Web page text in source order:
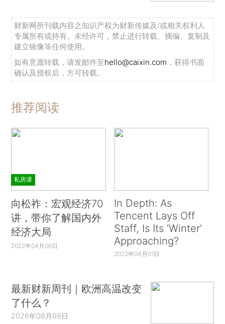
财新网所刊载内容之知识产权为财新传媒及/或相关权利人
专属所有或持有。未经许可，禁止进行转载、摘编、复制及
建立镜像等任何使用。
如有意愿转载，请发邮件至hello@caixin.com ，获得书面
确认及授权后，方可转载。
推荐阅读
私房课
向松祚：宏观经济70
讲，带你了解国内外
经济大局
2022年04月06日
In Depth: As
Tencent Lays Off
Staff, Is Its ‘Winter’
Approaching?
2022年04月01日
最新财新周刊｜欧洲高温改变
了什么？
2026年08月09日